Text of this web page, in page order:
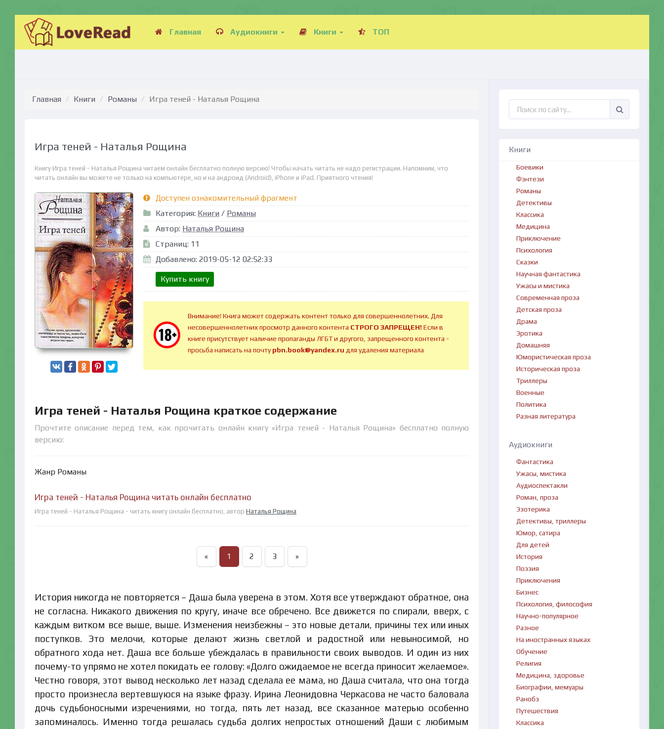
Главная Аудиокниги Книги ТОП
Главная Книги Романы Игра теней - Наталья Рощина
Игра теней - Наталья Рощина
Книгу Игра теней - Наталья Рощина читаем онлайн бесплатно полную версию! Чтобы начать читать не надо регистрации. Напомним, что
читать онлайн вы можете не только на компьютере, но и на андроид (Android), iPhone и iPad. Приятного чтения!
Доступен ознакомительный фрагмент
Категория: Книги / Романы
Автор: Наталья Рощина
Страниц: 11
Добавлено: 2019-05-12 02:52:33
Купить книгу
Внимание! Книга может содержать контент только для совершеннолетних. Для
несовершеннолетних просмотр данного контента СТРОГО ЗАПРЕЩЕН!Если в
книге присутствует наличие пропаганды ЛГБТ и другого, запрещенного контента -
просьба написать на почтуpbn.book@yandex.ru для удаления материала
Игра теней - Наталья Рощина краткое содержание
Прочтите описание перед тем, как прочитать онлайн книгу «Игра теней - Наталья Рощина» бесплатно полную
версию:
Жанр Романы
Игра теней - Наталья Рощина читать онлайн бесплатно
Игра теней - Наталья Рощина - читать книгу онлайн бесплатно, автор Наталья Рощина
« 1 2 3 »
История никогда не повторяется – Даша была уверена в этом. Хотя все утверждают обратное, она
не согласна. Никакого движения по кругу, иначе все обречено. Все движется по спирали, вверх, с
каждым витком все выше, выше. Изменения неизбежны – это новые детали, причины тех или иных
поступков. Это мелочи, которые делают жизнь светлой и радостной или невыносимой, но
обратного хода нет. Даша все больше убеждалась в правильности своих выводов. И один из них
почему-то упрямо не хотел покидать ее голову: «Долго ожидаемое не всегда приносит желаемое».
Честно говоря, этот вывод несколько лет назад сделала ее мама, но Даша считала, что она тогда
просто произнесла вертевшуюся на языке фразу. Ирина Леонидовна Черкасова не часто баловала
дочь судьбоносными изречениями, но тогда, пять лет назад, все сказанное матерью особенно
запоминалось. Именно тогда решалась судьба долгих непростых отношений Даши с любимым
Книги
Боевики
Фэнтези
Романы
Детективы
Классика
Медицина
Приключение
Психология
Сказки
Научная фантастика
Ужасы и мистика
Современная проза
Детская проза
Драма
Эротика
Домашняя
Юмористическая проза
Историческая проза
Триллеры
Военные
Политика
Разная литература
Аудиокниги
Фантастика
Ужасы, мистика
Аудиоспектакли
Роман, проза
Эзотерика
Детективы, триллеры
Юмор, сатира
Для детей
История
Поэзия
Приключения
Бизнес
Психология, философия
Научно-популярное
Разное
На иностранных языках
Обучение
Религия
Медицина, здоровье
Биографии, мемуары
Ранобэ
Путешествия
Классика